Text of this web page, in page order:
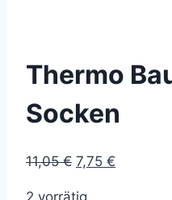
Thermo
Socken
11,05€ Ursprünglicher
7,75 €
2 vorrätig